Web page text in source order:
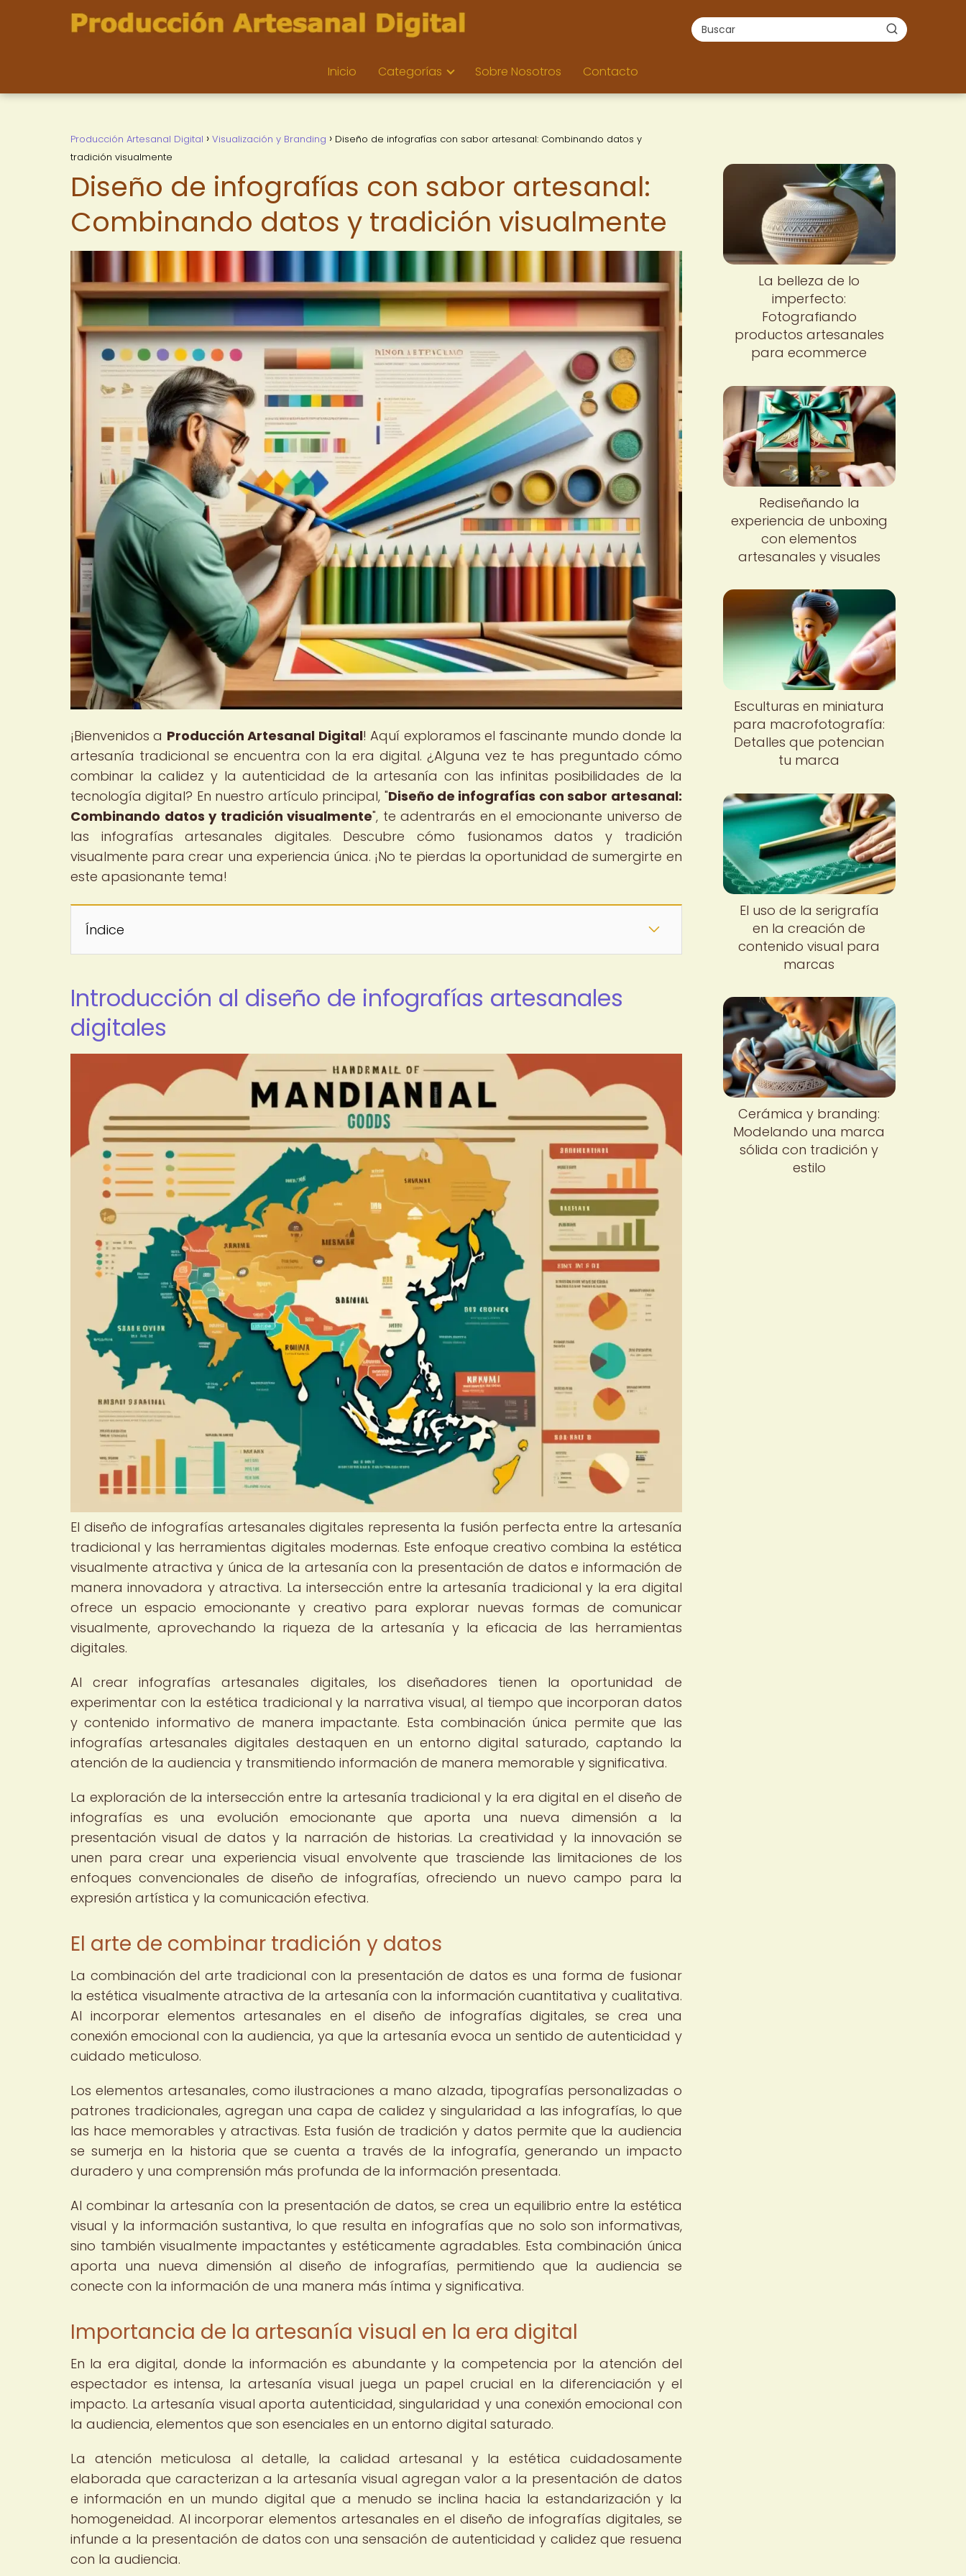
Inicio Categorías Sobre Nosotros Contacto
Producción Artesanal Digital Visualización y Branding
Diseño de infografías con sabor artesanal: Combinando datos y
tradición visualmente
Diseño de infografías con sabor artesanal:
Combinando datos y tradición visualmente
¡Bienvenidos a Producción Artesanal Digital! Aquí exploramos el fascinante mundo donde la
artesanía tradicional se encuentra con la era digital. ¿Alguna vez te has preguntado cómo
combinar la calidez y la autenticidad de la artesanía con las infinitas posibilidades de la
tecnología digital? En nuestro artículo principal, "Diseño de infografías con sabor artesanal:
Combinando datos y tradición visualmente", te adentrarás en el emocionante universo de
las infografías artesanales digitales. Descubre cómo fusionamos datos y tradición
visualmente para crear una experiencia única. ¡No te pierdas la oportunidad de sumergirte en
este apasionante tema!
Índice
Introducción al diseño de infografías artesanales
digitales
El diseño de infografías artesanales digitales representa la fusión perfecta entre la artesanía
tradicional y las herramientas digitales modernas. Este enfoque creativo combina la estética
visualmente atractiva y única de la artesanía con la presentación de datos e información de
manera innovadora y atractiva. La intersección entre la artesanía tradicional y la era digital
ofrece un espacio emocionante y creativo para explorar nuevas formas de comunicar
visualmente, aprovechando la riqueza de la artesanía y la eficacia de las herramientas
digitales.
Al crear infografías artesanales digitales, los diseñadores tienen la oportunidad de
experimentar con la estética tradicional y la narrativa visual, al tiempo que incorporan datos
y contenido informativo de manera impactante. Esta combinación única permite que las
infografías artesanales digitales destaquen en un entorno digital saturado, captando la
atención de la audiencia y transmitiendo información de manera memorable y significativa.
La exploración de la intersección entre la artesanía tradicional y la era digital en el diseño de
infografías es una evolución emocionante que aporta una nueva dimensión a la
presentación visual de datos y la narración de historias. La creatividad y la innovación se
unen para crear una experiencia visual envolvente que trasciende las limitaciones de los
enfoques convencionales de diseño de infografías, ofreciendo un nuevo campo para la
expresión artística y la comunicación efectiva.
El arte de combinar tradición y datos
La combinación del arte tradicional con la presentación de datos es una forma de fusionar
la estética visualmente atractiva de la artesanía con la información cuantitativa y cualitativa.
Al incorporar elementos artesanales en el diseño de infografías digitales, se crea una
conexión emocional con la audiencia, ya que la artesanía evoca un sentido de autenticidad y
cuidado meticuloso.
Los elementos artesanales, como ilustraciones a mano alzada, tipografías personalizadas o
patrones tradicionales, agregan una capa de calidez y singularidad a las infografías, lo que
las hace memorables y atractivas. Esta fusión de tradición y datos permite que la audiencia
se sumerja en la historia que se cuenta a través de la infografía, generando un impacto
duradero y una comprensión más profunda de la información presentada.
Al combinar la artesanía con la presentación de datos, se crea un equilibrio entre la estética
visual y la información sustantiva, lo que resulta en infografías que no solo son informativas,
sino también visualmente impactantes y estéticamente agradables. Esta combinación única
aporta una nueva dimensión al diseño de infografías, permitiendo que la audiencia se
conecte con la información de una manera más íntima y significativa.
Importancia de la artesanía visual en la era digital
En la era digital, donde la información es abundante y la competencia por la atención del
espectador es intensa, la artesanía visual juega un papel crucial en la diferenciación y el
impacto. La artesanía visual aporta autenticidad, singularidad y una conexión emocional con
la audiencia, elementos que son esenciales en un entorno digital saturado.
La atención meticulosa al detalle, la calidad artesanal y la estética cuidadosamente
elaborada que caracterizan a la artesanía visual agregan valor a la presentación de datos
e información en un mundo digital que a menudo se inclina hacia la estandarización y la
homogeneidad. Al incorporar elementos artesanales en el diseño de infografías digitales, se
infunde a la presentación de datos con una sensación de autenticidad y calidez que resuena
con la audiencia.
La belleza de lo
imperfecto:
Fotografiando
productos artesanales
para ecommerce
Rediseñando la
experiencia de unboxing
con elementos
artesanales y visuales
Esculturas en miniatura
para macrofotografía:
Detalles que potencian
tu marca
El uso de la serigrafía
en la creación de
contenido visual para
marcas
Cerámica y branding:
Modelando una marca
sólida con tradición y
estilo